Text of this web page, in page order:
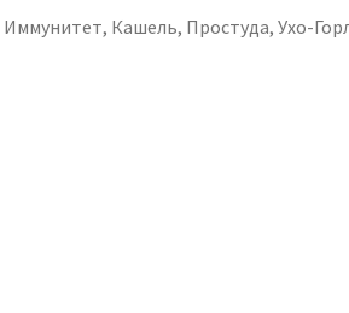
Иммунитет, Кашель, Простуда,Ухо-